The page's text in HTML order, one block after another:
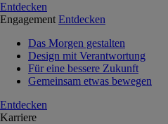
Entdecken
Engagement Entdecken
Das Morgen gestalten
Design mit Verantwortung
Für eine bessere Zukunft
Gemeinsam etwas bewegen
Entdecken
Karriere